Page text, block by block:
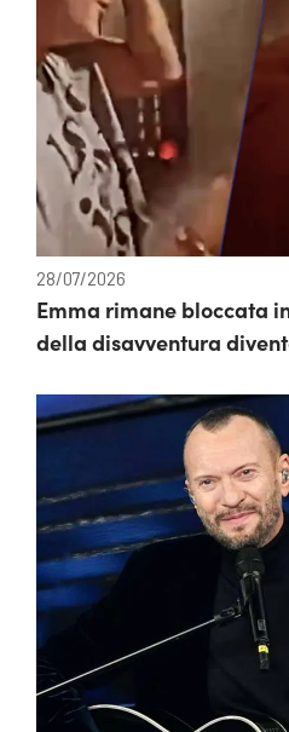
28/07/2026
Emma rimane bloccata
della disavventura